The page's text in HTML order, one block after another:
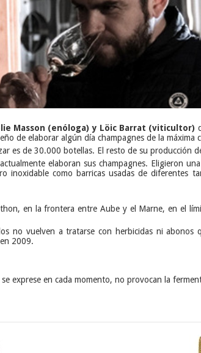
Masson (enóloga) y Löic Barrat (viticultor)
de elaborar algún día champagnes de la máxima
es de 30.000 botellas. El resto de su producción
elaboran sus champagnes. Eligieron
como barricas usadas de diferentes
en la frontera entre Aube y el Marne, en el
no vuelven a tratarse con herbicidas ni abonos
2009.
exprese en cada momento, no provocan la